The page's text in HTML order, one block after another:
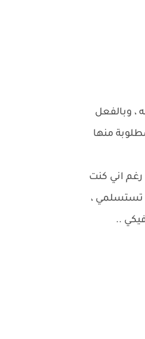
، وبالفعل
منها
رغم اني كنت
تستسلمي ،
..